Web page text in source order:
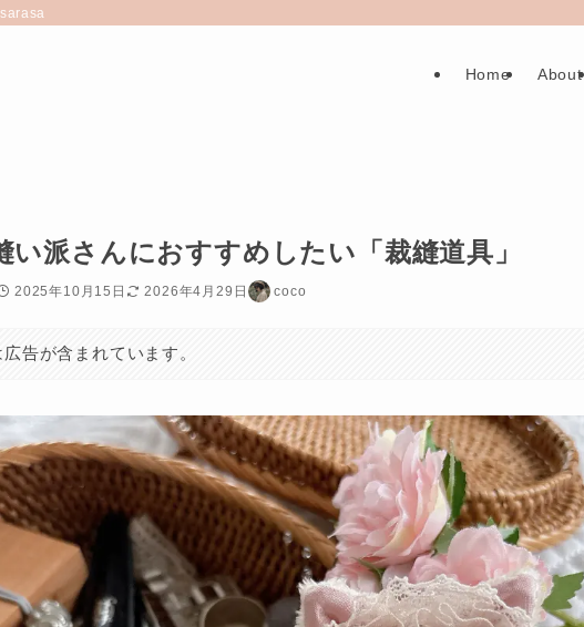
Home About
い派さんにおすすめしたい「裁縫道具」
2025年10月15日 2026年4月29日 coco
告が含まれています。